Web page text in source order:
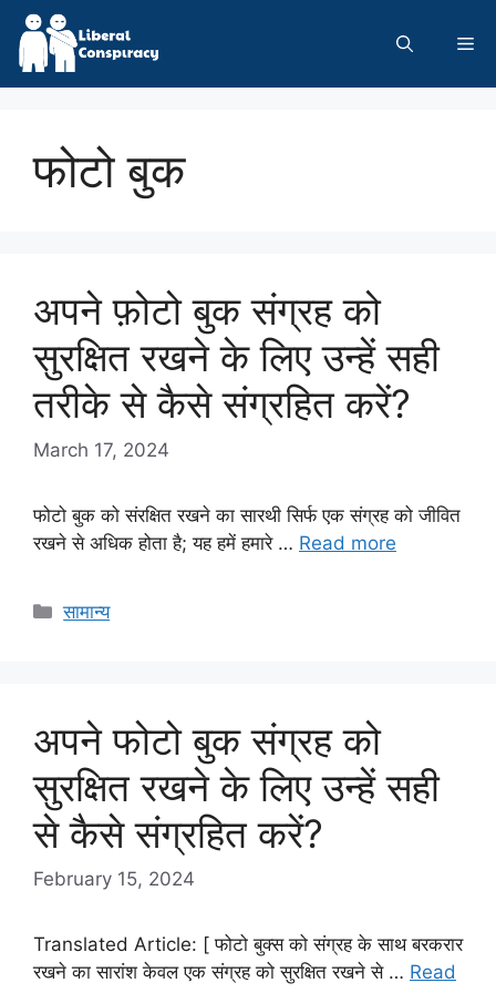
Skip
content
फोटो बुक
अपने फ़ोटो बुक संग्रह को
सुरक्षित रखने के लिए उन्हें सही
तरीके से कैसे संग्रहित करें?
March 17, 2024
फोटो बुक को संरक्षित रखने का सारथी सिर्फ एक संग्रह को जीवित
रखने से अधिक होता है; यह हमें हमारे … Read more
Categories
सामान्य
अपने फोटो बुक संग्रह को
सुरक्षित रखने के लिए उन्हें सही
से कैसे संग्रहित करें?
February 15, 2024
Translated Article: [ फोटो बुक्स को संग्रह के साथ बरकरार
रखने का सारांश केवल एक संग्रह को सुरक्षित रखने से … Read